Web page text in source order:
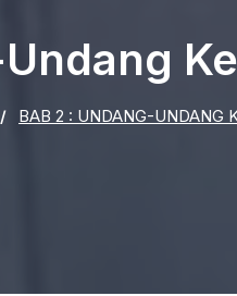
BAB 2 : UNDANG-UNDANG